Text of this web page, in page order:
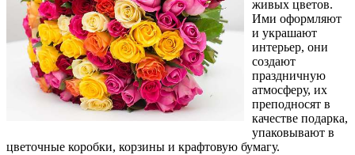
живых цветов.
Ими оформляют
и украшают
интерьер, они
создают
праздничную
атмосферу, их
преподносят в
качестве подарка,
упаковывают в
цветочные коробки, корзины и крафтовую бумагу.